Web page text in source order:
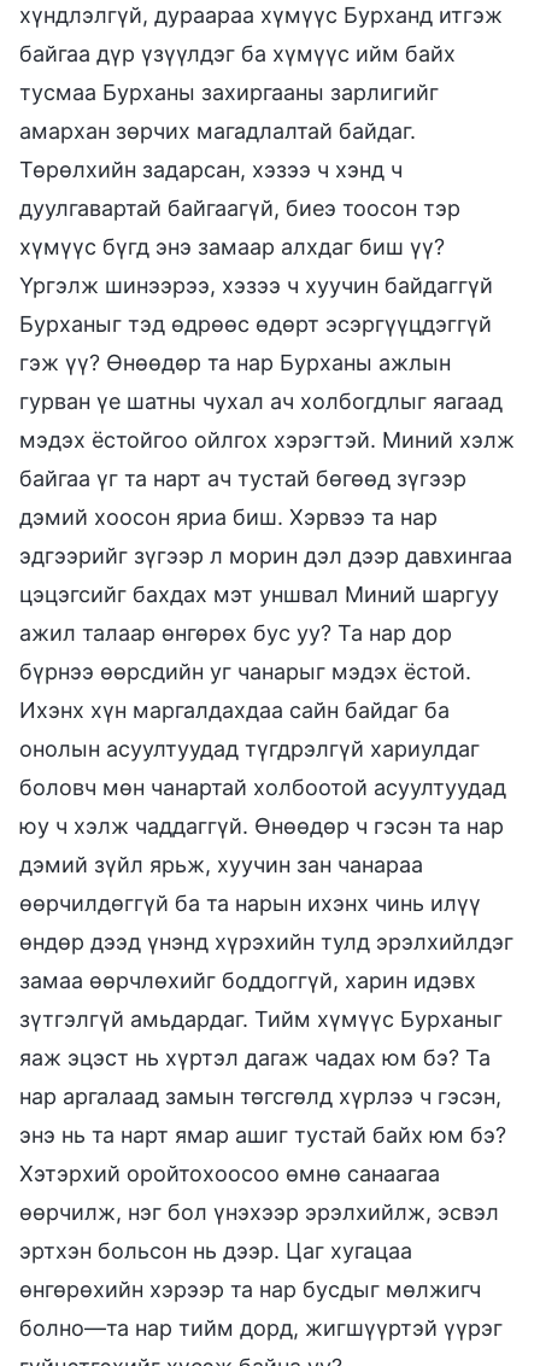
хүндлэлгүй, дураараа хүмүүс Бурханд итгэж
байгаа дүр үзүүлдэг ба хүмүүс ийм байх
тусмаа Бурханы захиргааны зарлигийг
амархан зөрчих магадлалтай байдаг.
Төрөлхийн задарсан, хэзээ ч хэнд ч
дуулгавартай байгаагүй, биеэ тоосон тэр
хүмүүс бүгд энэ замаар алхдаг биш үү?
Үргэлж шинээрээ, хэзээ ч хуучин байдаггүй
Бурханыг тэд өдрөөс өдөрт эсэргүүцдэггүй
гэж үү? Өнөөдөр та нар Бурханы ажлын
гурван үе шатны чухал ач холбогдлыг яагаад
мэдэх ёстойгоо ойлгох хэрэгтэй. Миний хэлж
байгаа үг та нарт ач тустай бөгөөд зүгээр
дэмий хоосон яриа биш. Хэрвээ та нар
эдгээрийг зүгээр л морин дэл дээр давхингаа
цэцэгсийг бахдах мэт уншвал Миний шаргуу
ажил талаар өнгөрөх бус уу? Та нар дор
бүрнээ өөрсдийн уг чанарыг мэдэх ёстой.
Ихэнх хүн маргалдахдаа сайн байдаг ба
онолын асуултуудад түгдрэлгүй хариулдаг
боловч мөн чанартай холбоотой асуултуудад
юу ч хэлж чаддаггүй. Өнөөдөр ч гэсэн та нар
дэмий зүйл ярьж, хуучин зан чанараа
өөрчилдөггүй ба та нарын ихэнх чинь илүү
өндөр дээд үнэнд хүрэхийн тулд эрэлхийлдэг
замаа өөрчлөхийг боддоггүй, харин идэвх
зүтгэлгүй амьдардаг. Тийм хүмүүс Бурханыг
яаж эцэст нь хүртэл дагаж чадах юм бэ? Та
нар аргалаад замын төгсгөлд хүрлээ ч гэсэн,
энэ нь та нарт ямар ашиг тустай байх юм бэ?
Хэтэрхий оройтохоосоо өмнө санаагаа
өөрчилж, нэг бол үнэхээр эрэлхийлж, эсвэл
эртхэн больсон нь дээр. Цаг хугацаа
өнгөрөхийн хэрээр та нар бусдыг мөлжигч
болно—та нар тийм дорд, жигшүүртэй үүрэг